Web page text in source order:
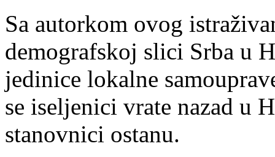
Sa autorkom ovog
demografskoj slici Srba u
jedinice lokalne
se iseljenici vrate nazad u
stanovnici ostanu.